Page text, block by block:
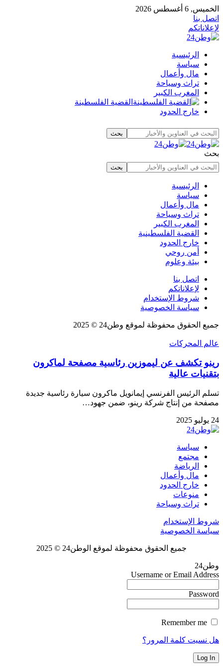
الخميس, 6 أغسطس 2026
اتصل بنا
لإعلاناتكم
الرئيسية
سياسة
مال وأعمال
تراث وسياحة
المغرب الكبير
القضية الفلسطينة
خارج الحدود
بحث
الرئيسية
سياسة
مال وأعمال
تراث وسياحة
المغرب الكبير
القضية الفلسطينية
خارج الحدود
أمن روحي
بيئة وعلوم
اتصل بنا
لإعلاناتكم
شروط الإستخدام
سياسة الخصوصية
جميع الحقوق محفوظة لموقع وطن24 © 2025
عالم المحركات
رينو تكشف عن ليموزين رئاسية مصفحة لماكرون
بتقنيات عالية
تسلم الرئيس الفرنسي إيمانويل ماكرون سيارة رئاسية جديدة
مصفحة من إنتاج شركة رينو، ضمن جهود…
24 يوليو 2025
سياسة
مجتمع
الرياضة
مال وأعمال
خارج الحدود
منوعات
تراث وسياحة
شروط الإستخدام
سياسة الخصوصية
جميع الحقوق محفوظة لموقع الوطن24 © 2025
وطن24
Username or Email Address
Password
هل نسيت كلمة المرور؟